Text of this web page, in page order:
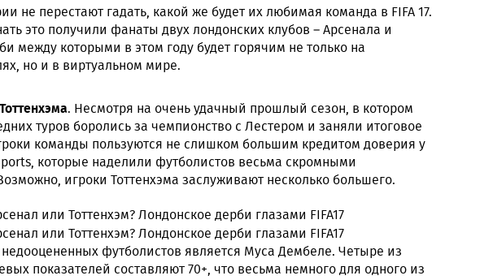
не перестают гадать, какой же будет их любимая команда в FIFA 17.
это получили фанаты двух лондонских клубов – Арсенала и
между которыми в этом году будет горячим не только на
но и в виртуальном мире.
Тоттенхэма. Несмотря на очень удачный прошлый сезон, в котором
туров боролись за чемпионство с Лестером и заняли итоговое
команды пользуются не слишком большим кредитом доверия у
которые наделили футболистов весьма скромными
игроки Тоттенхэма заслуживают несколько большего.
футболистов является Муса Дембеле. Четыре из
показателей составляют 70+, что весьма немного для одного из